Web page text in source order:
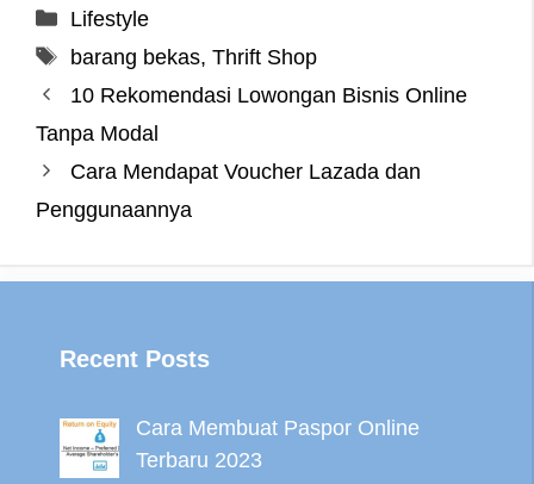
b
o
k
t
e
e
r
t
e
n
r
g
r
s
A
Categories
Lifestyle
Tags
barang bekas, Thrift Shop
10 Rekomendasi Lowongan Bisnis Online
Tanpa Modal
Cara Mendapat Voucher Lazada dan
Penggunaannya
Recent Posts
Cara Membuat Paspor Online
Terbaru 2023